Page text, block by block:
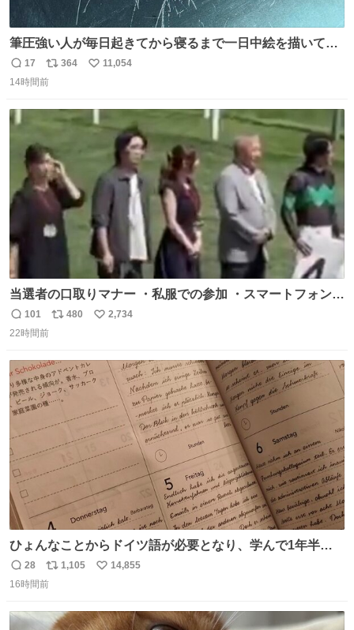
筆圧強い人が毎日起きてから寝るまで一日中絵を描いてる
とこうなる。 異常事態です。
返
信
17
リ
ポ
ト
364
い
数
11,054
14時間前
当選者の口取りマナー ・私服での参加 ・スマートフォンで
の撮影 ・調教師へ自分から握手を求める行為 ・シャツをズ
ボンにインしていない服装 ・ボディーバッグの着用 私も口
ほしい #DMMバヌーシ
返
信
101
リ
ト
数
480
い
数
2,734
22時間前
ひょんなことからドイツ語が必要となり、学んで1年半に
なる。 ちなみに最初の半年で『必携ドイツ文法総まとめ』
と『重要単語4000』を数十周して丸暗記した。読み書きに
Geminiの添削もエラーの指摘は激減し、上級の表現を教え
返
信
28
リ
ポ
ト
1,105
い
数
14,855
16時間前